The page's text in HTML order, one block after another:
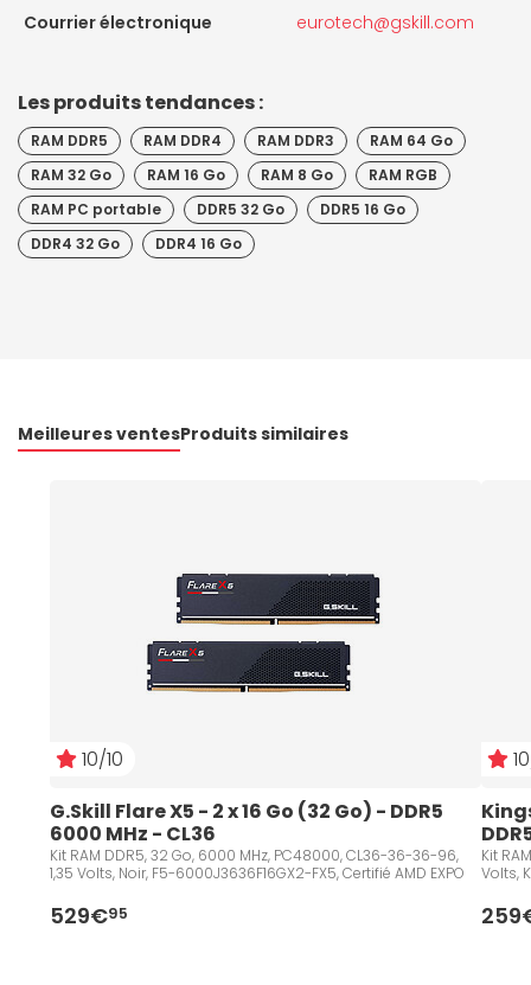
Courrier électronique
eurotech@gskill.com
Les produits tendances :
RAM DDR5 RAM DDR4 RAM DDR3
RAM 64 Go
RAM 32 Go
RAM 16 Go RAM 8 Go
RAM RGB
RAM PC portable
DDR5 32 Go
DDR5 16 Go
DDR4 32 Go
DDR4 16 Go
Meilleures ventesProduits similaires
10/10
G.Skill Flare X5 - 2 x 16 Go (32 Go) - DDR5
6000 MHz - CL36
Kit RAM DDR5, 32 Go, 6000 MHz, PC48000, CL36-36-36-96,
1,35 Volts, Noir, F5-6000J3636F16GX2-FX5, Certifié AMD EXPO
529€95
Kit
Volts,